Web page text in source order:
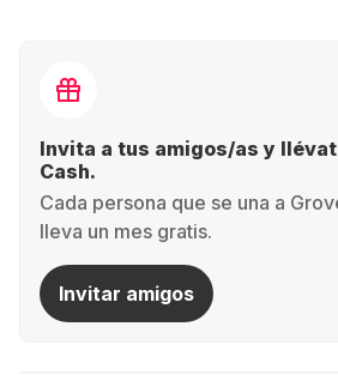
Invita a tus amigos/as y
Cash.
Cada persona que se una a
lleva un mes gratis.
Invitar amigos